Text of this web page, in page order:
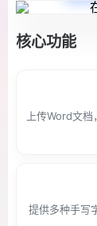
核心功能
上传Word文
提供多种手写